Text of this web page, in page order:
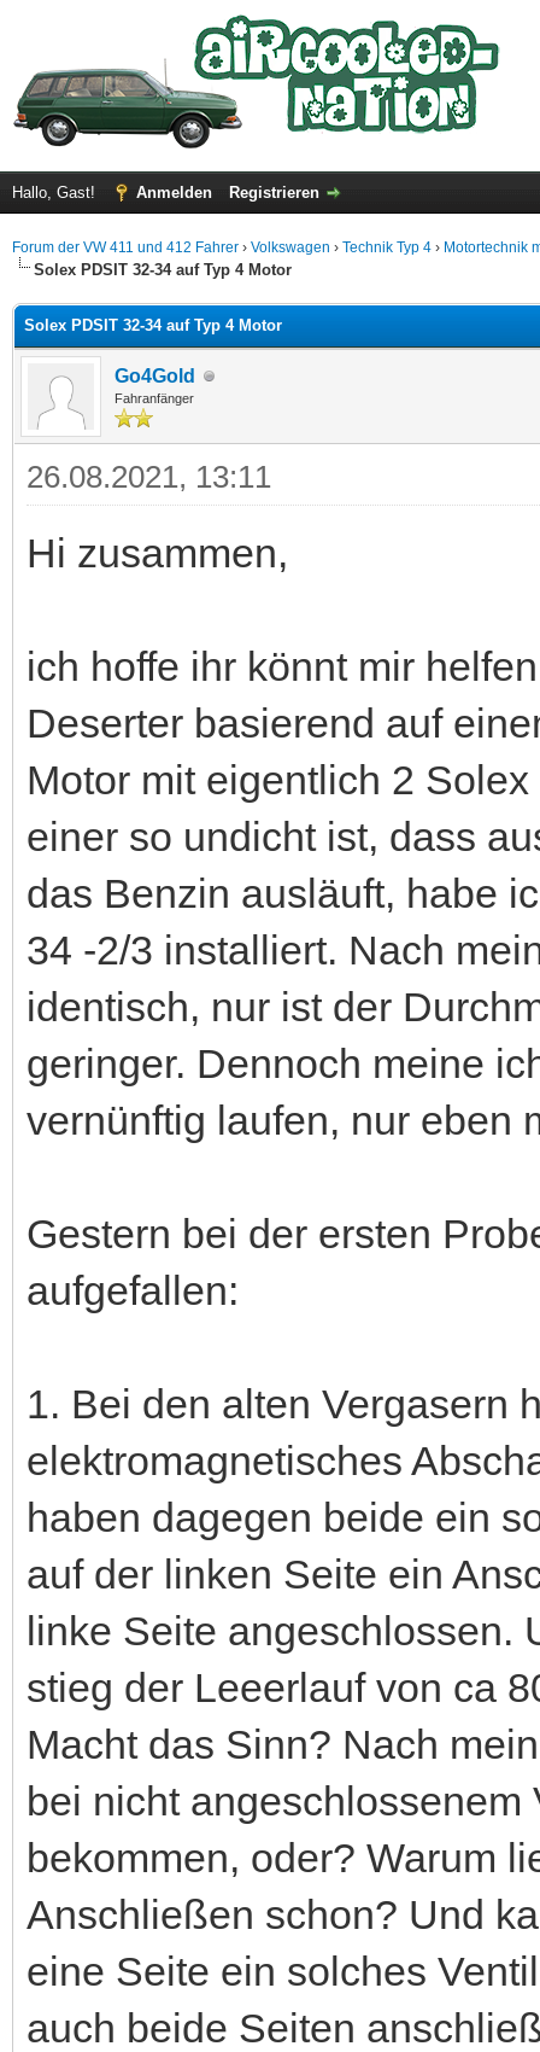
Hallo, Gast! Anmelden Registrieren
Forum der VW 411 und 412 Fahrer › Volkswagen › Technik Typ 4 › Motortechnik
Solex PDSIT 32-34 auf Typ 4 Motor
Solex PDSIT 32-34 auf Typ 4 Motor
Go4Gold
Fahranfänger
26.08.2021, 13:11
Hi zusammen,
ich hoffe ihr könnt mir
Deserter basierend auf
Motor mit eigentlich 2
einer so undicht ist, dass
das Benzin ausläuft, habe
34 -2/3 installiert. Nach
identisch, nur ist der
geringer. Dennoch meine
vernünftig laufen, nur eben
Gestern bei der ersten
aufgefallen:
1. Bei den alten Vergasern
elektromagnetisches
haben dagegen beide ein
auf der linken Seite ein
linke Seite angeschlossen.
stieg der Leeerlauf von ca
Macht das Sinn? Nach
bei nicht
bekommen, oder? Warum
Anschließen schon? Und
eine Seite ein solches
auch beide Seiten